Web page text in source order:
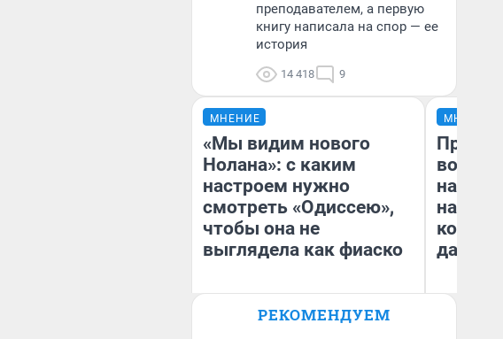
преподавателем, а первую
книгу написала на спор — ее
история
14 418 9
МНЕНИЕ
«Мы видим нового
Нолана»: с каким
настроем нужно
смотреть «Одиссею»,
чтобы она не
выглядела как фиаско
Надежда Губарь
МНЕНИЕ
нам
даже
РЕКОМЕНДУЕМ